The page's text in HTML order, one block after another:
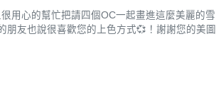
用心的幫忙把請四個OC一起畫進這麼美麗的雪
友也說很喜歡您的上色方式💞！謝謝您的美圖